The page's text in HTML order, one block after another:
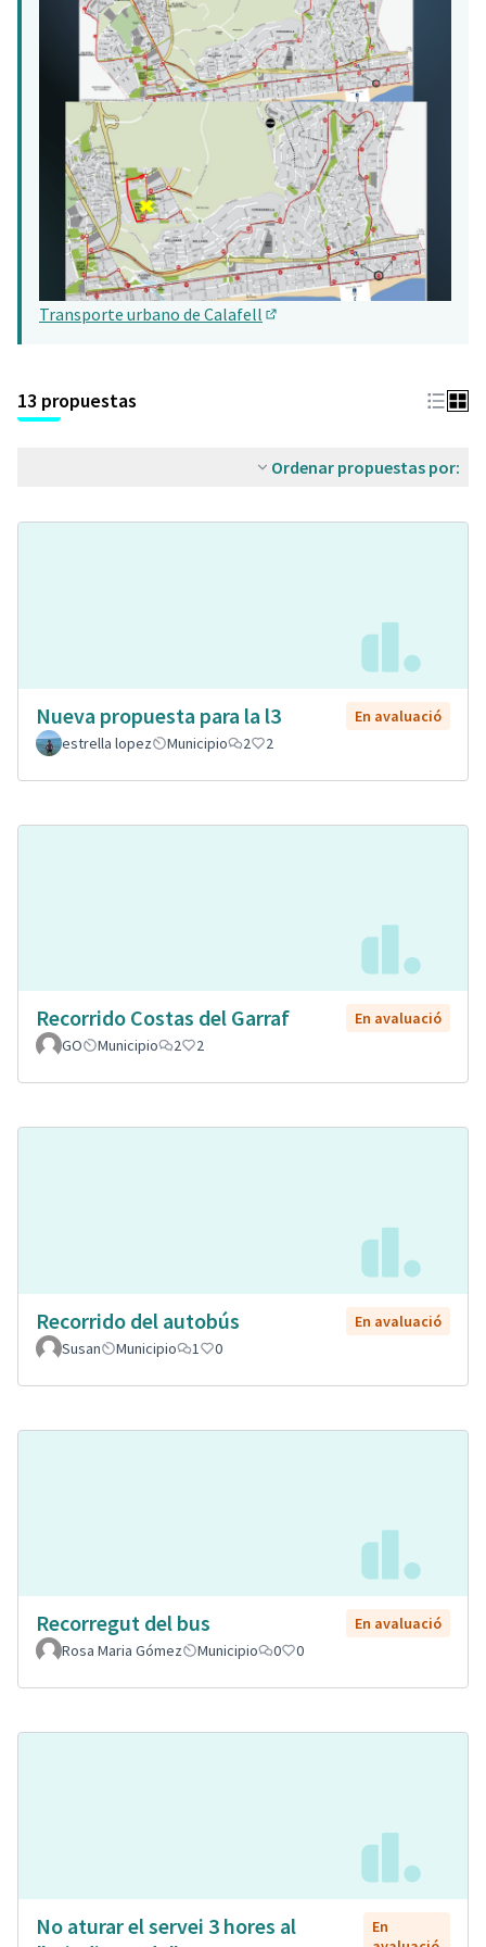
Transporte urbano de Calafell
13 propuestas
Ordenar propuestas por:
Nueva propuesta para la l3
En avaluació
estrella lopez
Municipio 2 2
Recorrido Costas del Garraf
En avaluació
GO
Municipio 2 2
Recorrido del autobús
En avaluació
Susan
Municipio 1 0
Recorregut del bus
En avaluació
Rosa Maria Gómez
Municipio 0 0
No aturar el servei 3 hores al
En